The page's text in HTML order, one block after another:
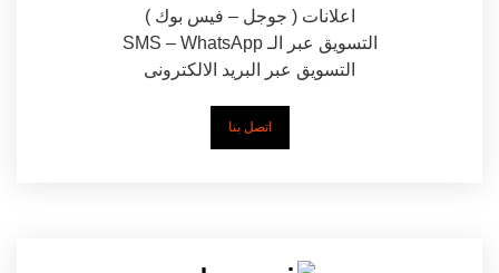
اعلانات ( جوجل – فيس بوك )
التسويق عبر الـ SMS – WhatsApp
التسويق عبر البريد الالكترونى
اتصل بنا